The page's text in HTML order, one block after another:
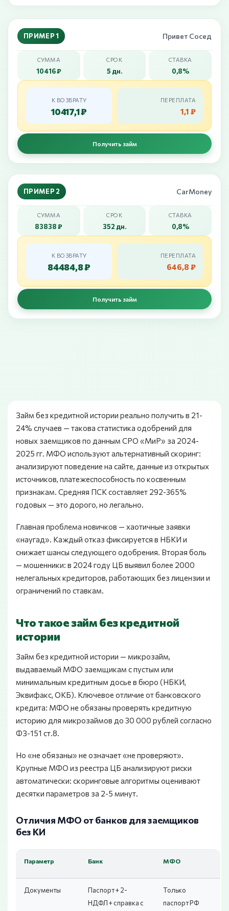
ПРИМЕР 1 Привет Сосед
СУММА
10416 ₽
СРОК
5 дн.
СТАВКА
0,8%
К ВОЗВРАТУ
10417,1 ₽
ПЕРЕПЛАТА
1,1 ₽
Получить займ
ПРИМЕР 2 CarMoney
СУММА
83838 ₽
СРОК
352 дн.
СТАВКА
0,8%
К ВОЗВРАТУ
84484,8 ₽
ПЕРЕПЛАТА
646,8 ₽
Получить займ
Займ без кредитной истории реально получить в 21-
24% случаев — такова статистика одобрений для
новых заемщиков по данным СРО «МиР» за 2024-
2025 гг. МФО используют альтернативный скоринг:
анализируют поведение на сайте, данные из открытых
источников, платежеспособность по косвенным
признакам. Средняя ПСК составляет 292-365%
годовых — это дорого, но легально.
Главная проблема новичков — хаотичные заявки
«наугад». Каждый отказ фиксируется в НБКИ и
снижает шансы следующего одобрения. Вторая боль
— мошенники: в 2024 году ЦБ выявил более 2000
нелегальных кредиторов, работающих без лицензии и
ограничений по ставкам.
Что такое займ без кредитной
истории
Займ без кредитной истории — микрозайм,
выдаваемый МФО заемщикам с пустым или
минимальным кредитным досье в бюро (НБКИ,
Эквифакс, ОКБ). Ключевое отличие от банковского
кредита: МФО не обязаны проверять кредитную
историю для микрозаймов до 30 000 рублей согласно
ФЗ-151 ст.8.
Но «не обязаны» не означает «не проверяют».
Крупные МФО из реестра ЦБ анализируют риски
автоматически: скоринговые алгоритмы оценивают
десятки параметров за 2-5 минут.
Отличия МФО от банков для заемщиков
без КИ
Параметр Банк МФО
Документы
Паспорт + 2-
НДФЛ + справка с
Только
паспорт РФ